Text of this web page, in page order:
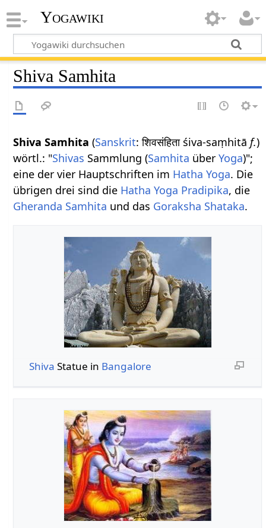
Yogawiki
Shiva Samhita
Shiva Samhita (Sanskrit: शिवसंहिता śiva-saṃhitāf.)
wörtl.: "Shivas Sammlung (Samhita überYoga)";
eine der vier Hauptschriften im Hatha Yoga. Die
übrigen drei sind die Hatha Yoga Pradipika, die
Gheranda Samhita und das Goraksha Shataka.
Shiva Statue in Bangalore